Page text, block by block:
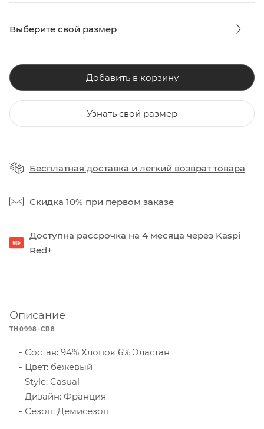
Выберите свой размер
Добавить в корзину
Узнать свой размер
Бесплатная доставка и легкий возврат товара
Скидка 10% при первом заказе
Доступна рассрочка на 4 месяца через Kaspi
Red+
Описание
TH0998-CB8
Состав: 94% Хлопок 6% Эластан
Цвет: бежевый
Style: Casual
Дизайн: Франция
Сезон: Демисезон